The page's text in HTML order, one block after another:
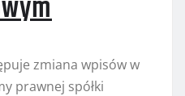
zmiana wpisów w
prawnej spółki